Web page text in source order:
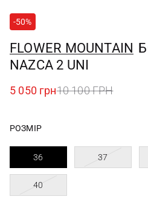
-50%
FLOWER MOUNTAIN
NAZCA 2 UNI
5 050 грн10 100 ГРН
РОЗМІР
36 37
40